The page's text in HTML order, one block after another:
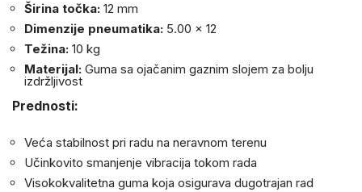
Širina točka: 12 mm
Dimenzije pneumatika: 5.00 x 12
Težina: 10 kg
Materijal: Guma sa ojačanim gaznim slojem za bolju
izdržljivost
Prednosti:
Veća stabilnost pri radu na neravnom terenu
Učinkovito smanjenje vibracija tokom rada
Visokokvalitetna guma koja osigurava dugotrajan rad